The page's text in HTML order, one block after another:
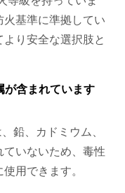
基準に準拠してい
り安全な選択肢と
含まれています
鉛、カドミウム、
いないため、毒性
用できます。